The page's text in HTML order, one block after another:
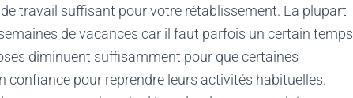
de travail suffisant pour votre rétablissement. La plupart
de vacances car il faut parfois un certain temps
diminuent suffisamment pour que certaines
confiance pour reprendre leurs activités habituelles.